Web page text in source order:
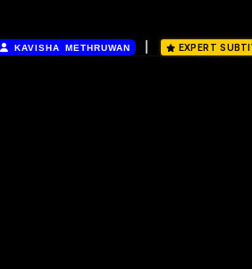
KAVISHA METHRUWAN EXPERT